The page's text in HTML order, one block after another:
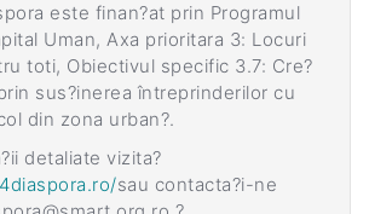
este finan?at prin Programul
Uman, Axa prioritara 3: Locuri
toti, Obiectivul specific 3.7: Cre?
sus?inerea întreprinderilor cu
din zona urban?.
detaliate vizita?
sau contacta?i-ne